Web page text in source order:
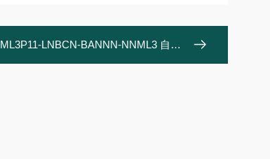
ML3P11-LNBCN-BANNN-NNML3 自冷直线电机